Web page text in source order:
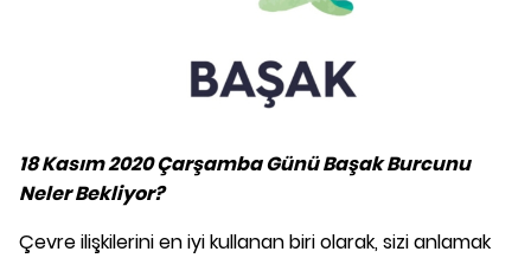
18 Kasım 2020 Çarşamba Günü Başak Burcunu
Neler Bekliyor?
Çevre ilişkilerini en iyi kullanan biri olarak, sizi anlamak